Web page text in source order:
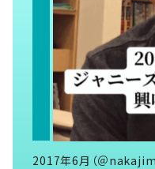
2017年6月（＠